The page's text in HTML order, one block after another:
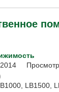
LB1500,